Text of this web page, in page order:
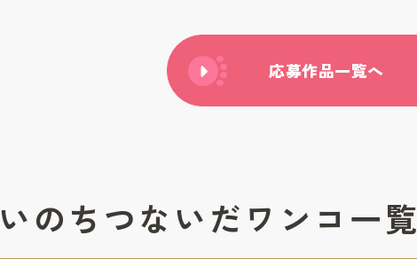
応募作品一覧へ
いのちつないだワンコ一覧